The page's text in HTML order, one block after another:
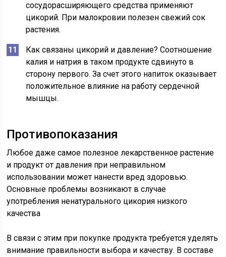
сосудорасширяющего средства применяют
цикорий. При малокровии полезен свежий сок
растения.
Как связаны цикорий и давление? Соотношение
калия и натрия в таком продукте сдвинуто в
сторону первого. За счет этого напиток оказывает
положительное влияние на работу сердечной
мышцы.
Противопоказания
Любое даже самое полезное лекарственное растение
и продукт от давления при неправильном
использовании может нанести вред здоровью.
Основные проблемы возникают в случае
употребления ненатурального цикория низкого
качества
В связи с этим при покупке продукта требуется уделять
внимание правильности выбора и качеству. В составе